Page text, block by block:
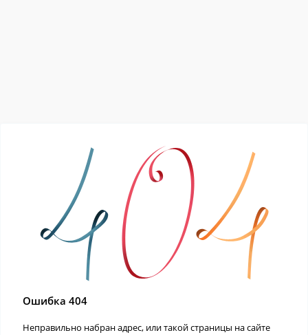
Ошибка 404
Неправильно набран адрес, или такой страницы на сайте